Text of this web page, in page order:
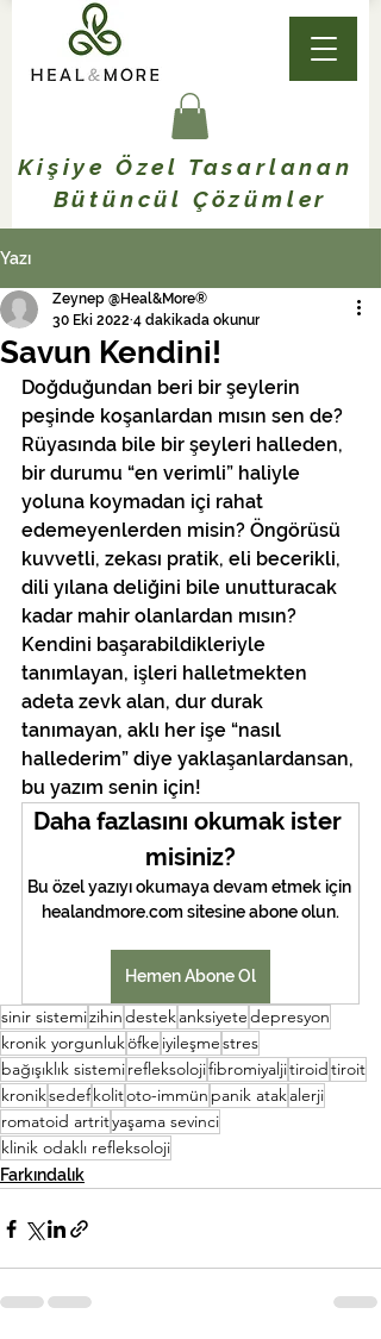
Kişiye Özel Tasarlanan
Bütüncül Çözümler
Yazı
Savun Kendini!
Zeynep @Heal&More®
30 Eki 2022 4 dakikada okunur
Doğduğundan beri bir şeylerin
peşinde koşanlardan mısın sen de?
Rüyasında bile bir şeyleri halleden,
bir durumu “en verimli” haliyle
yoluna koymadan içi rahat
edemeyenlerden misin? Öngörüsü
kuvvetli, zekası pratik, eli becerikli,
dili yılana deliğini bile unutturacak
kadar mahir olanlardan mısın?
Kendini başarabildikleriyle
tanımlayan, işleri halletmekten
adeta zevk alan, dur durak
tanımayan, aklı her işe “nasıl
hallederim” diye yaklaşanlardansan,
bu yazım senin için!
Daha fazlasını okumak ister
misiniz?
Bu özel yazıyı okumaya devam etmek için
healandmore.com sitesine abone olun.
Hemen Abone Ol
sinir sistemizihindestekanksiyetedepresyon
kronik yorgunluköfke iyileşmestres
bağışıklık sistemirefleksolojifibromiyaljitiroid tiroit
kroniksedef kolitoto-immün panik atakalerji
romatoid artrityaşama sevinci
klinik odaklı refleksoloji
Farkındalık